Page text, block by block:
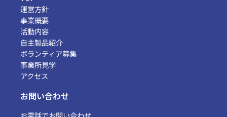
運営方針
事業概要
活動内容
自主製品紹介
ボランティア募集
事業所見学
アクセス
お問い合わせ